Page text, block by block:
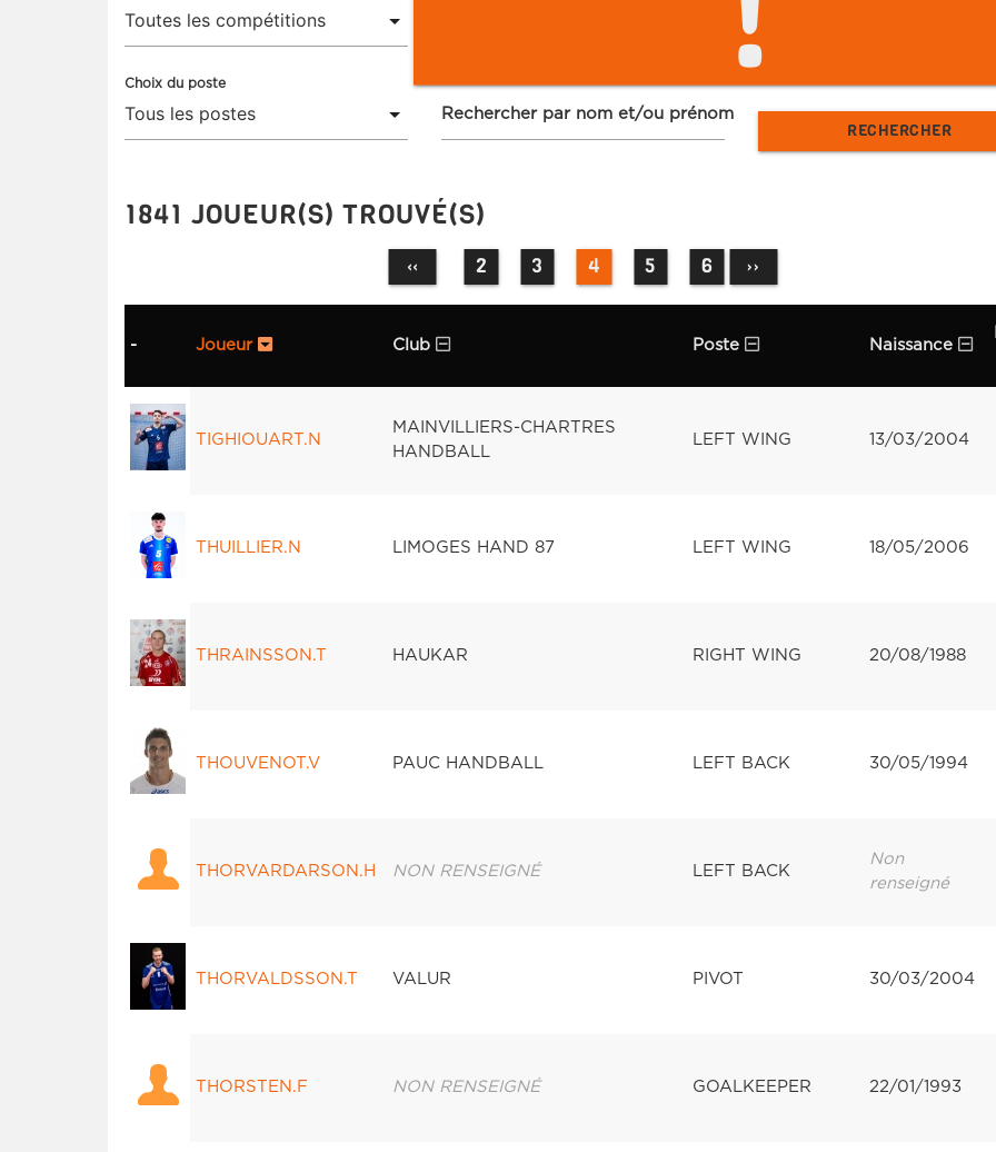
Choix du poste
Rechercher par nom et/ou prénom
1841 JOUEUR(S) TROUVÉ(S)
‹‹ 2 3 4 5 6 ››
- Joueur Club Poste Naissance
TIGHIOUART.N
MAINVILLIERS-CHARTRES
HANDBALL
LEFT WING 13/03/2004
THUILLIER.N LIMOGES HAND 87 LEFT WING 18/05/2006
THRAINSSON.T HAUKAR RIGHT WING 20/08/1988
THOUVENOT.V PAUC HANDBALL LEFT BACK 30/05/1994
THORVARDARSON.H NON RENSEIGNÉ LEFT BACK
Non
renseigné
THORVALDSSON.T VALUR PIVOT 30/03/2004
THORSTEN.F NON RENSEIGNÉ GOALKEEPER 22/01/1993